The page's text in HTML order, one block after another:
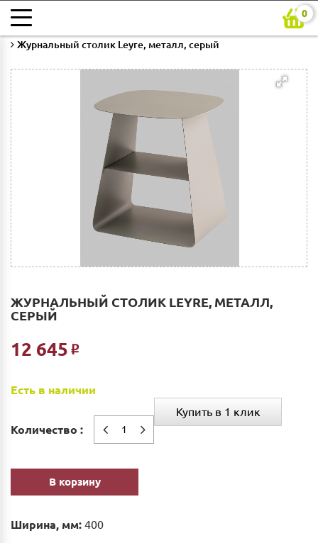
0
Главная
Журнальный столик Leyre, металл, серый
ЖУРНАЛЬНЫЙ СТОЛИК LEYRE, МЕТАЛЛ,
СЕРЫЙ
12 645 Р
Есть в наличии
Количество :
В корзину
Купить в 1 клик
Ширина, мм: 400